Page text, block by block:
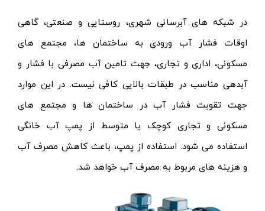
در شبکه های آبرسانی شهری، روستایی و صنعتی، گاهی
اوقات فشار آب ورودی به ساختمان ها، مجتمع های
مسکونی، اداری و تجاری، جهت تامین آب مصرفی با فشار و
آبدهی مناسب در طبقات بالایی کافی نیست. در این موارد
جهت تقویت فشار آب در ساختمان ها و مجتمع های
مسکونی و تجاری کوچک یا متوسط از پمپ آب خانگی
استفاده می شود. استفاده از پمپ، باعث کاهش مصرف آب
و هزینه های مربوط به مصرف آب خواهد شد.